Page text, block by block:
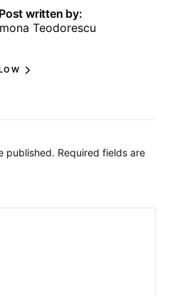
Post written by:
Teodorescu
published. Required fields are